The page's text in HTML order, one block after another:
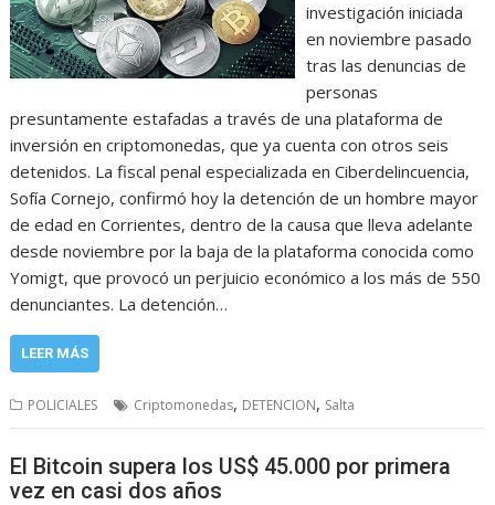
investigación iniciada
en noviembre pasado
tras las denuncias de
personas
presuntamente estafadas a través de una plataforma de
inversión en criptomonedas, que ya cuenta con otros seis
detenidos. La fiscal penal especializada en Ciberdelincuencia,
Sofía Cornejo, confirmó hoy la detención de un hombre mayor
de edad en Corrientes, dentro de la causa que lleva adelante
desde noviembre por la baja de la plataforma conocida como
Yomigt, que provocó un perjuicio económico a los más de 550
denunciantes. La detención…
LEER MÁS
POLICIALES Criptomonedas, DETENCION, Salta
El Bitcoin supera los US$ 45.000 por primera
vez en casi dos años